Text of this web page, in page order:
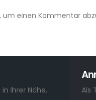
um einen Kommentar
Ihrer Nähe.